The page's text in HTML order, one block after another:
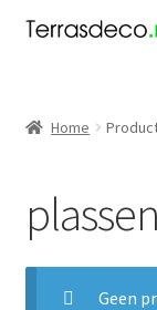
Ga
navigatie
Ga
inhoud
Kabouters
Mensen
Home
Geen